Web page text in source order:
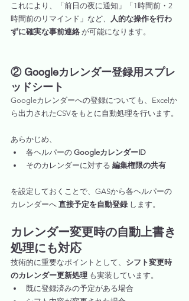
これにより、「前日の夜に通知」「1時間前・2
時間前のリマインド」など、
人的な操作を行わ
ずに確実な事前連絡 が可能になります。
② Googleカレンダー登録用スプレ
ッドシート
Googleカレンダーへの登録についても、Excelか
ら出力されたCSVをもとに自動処理を行います。
あらかじめ、
各ヘルパーの GoogleカレンダーID
そのカレンダーに対する 編集権限の共有
を設定しておくことで、GASから各ヘルパーの
カレンダーへ 直接予定を自動登録 します。
カレンダー変更時の自動上書き
処理にも対応
技術的に重要なポイントとして、 シフト変更時
のカレンダー更新処理 も実装しています。
既に登録済みの予定がある場合